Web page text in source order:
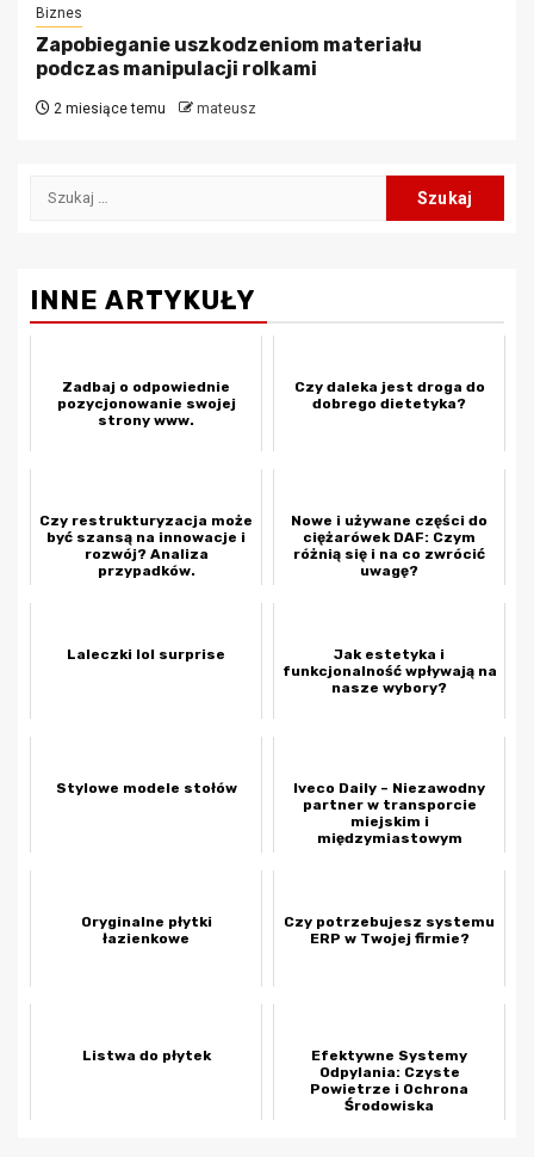
Biznes
Zapobieganie uszkodzeniom materiału
podczas manipulacji rolkami
2 miesiące temu mateusz
Szukaj:
INNE ARTYKUŁY
Zadbaj o odpowiednie
pozycjonowanie swojej
strony www.
Czy daleka jest droga do
dobrego dietetyka?
Czy restrukturyzacja może
być szansą na innowacje i
rozwój? Analiza
przypadków.
Nowe i używane części do
ciężarówek DAF: Czym
różnią się i na co zwrócić
uwagę?
Laleczki lol surprise
Jak estetyka i
funkcjonalność wpływają na
nasze wybory?
Stylowe modele stołów
Iveco Daily – Niezawodny
partner w transporcie
miejskim i
międzymiastowym
Oryginalne płytki
łazienkowe
Czy potrzebujesz systemu
ERP w Twojej firmie?
Listwa do płytek
Efektywne Systemy
Odpylania: Czyste
Powietrze i Ochrona
Środowiska